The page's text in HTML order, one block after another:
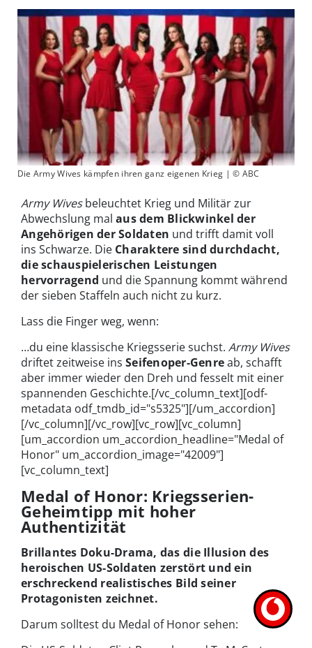
Die Army Wives kämpfen ihren ganz eigenen Krieg | © ABC
Army Wivesbeleuchtet Krieg und Militär zur
Abwechslung mal aus dem Blickwinkel der
Angehörigen der Soldaten und trifft damit voll
ins Schwarze. Die Charaktere sind durchdacht,
die schauspielerischen Leistungen
hervorragend und die Spannung kommt während
der sieben Staffeln auch nicht zu kurz.
Lass die Finger weg, wenn:
…du eine klassische Kriegsserie suchst. Army Wives
driftet zeitweise ins Seifenoper-Genreab, schafft
aber immer wieder den Dreh und fesselt mit einer
spannenden Geschichte.[/vc_column_text][odf-
metadata odf_tmdb_id="s5325"][/um_accordion]
[/vc_column][/vc_row][vc_row][vc_column]
[um_accordion um_accordion_headline="Medal of
Honor" um_accordion_image="42009"]
[vc_column_text]
Medal of Honor: Kriegsserien-
Geheimtipp mit hoher
Authentizität
Brillantes Doku-Drama, das die Illusion des
heroischen US-Soldaten zerstört und ein
erschreckend realistisches Bild seiner
Protagonisten zeichnet.
Darum solltest du Medal of Honor sehen: